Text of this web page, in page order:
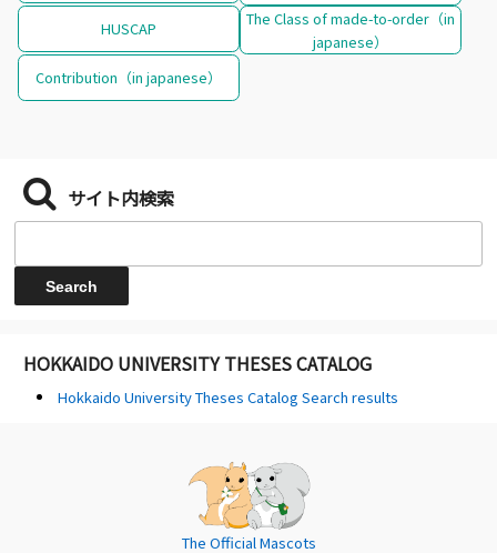
HUSCAP
The Class of made-to-order（in
japanese）
Contribution（in japanese）
サイト内検索
HOKKAIDO UNIVERSITY THESES CATALOG
Hokkaido University Theses Catalog Search results
The Official Mascots